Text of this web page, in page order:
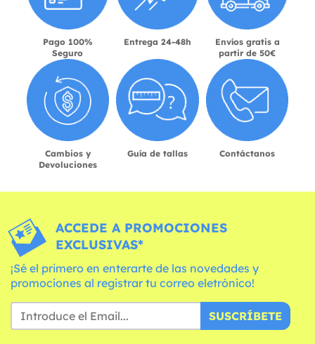
Pago 100%
Seguro
Entrega 24-48h
Envíos gratis a
partir de 50€
Cambios y
Devoluciones
Guía de tallas Contáctanos
ACCEDE A PROMOCIONES
EXCLUSIVAS*
¡Sé el primero en enterarte de las novedades y
promociones al registrar tu correo eletrónico!
SUSCRÍBETE